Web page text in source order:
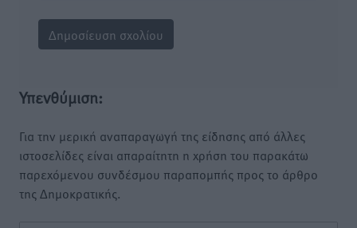
Υπενθύμιση:
Για την μερική αναπαραγωγή της είδησης από άλλες
ιστοσελίδες είναι απαραίτητη η χρήση του παρακάτω
παρεχόμενου συνδέσμου παραπομπής προς το άρθρο
της Δημοκρατικής.